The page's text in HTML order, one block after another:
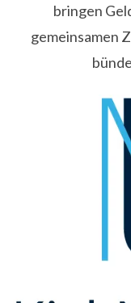
bringen
gemeinsamen